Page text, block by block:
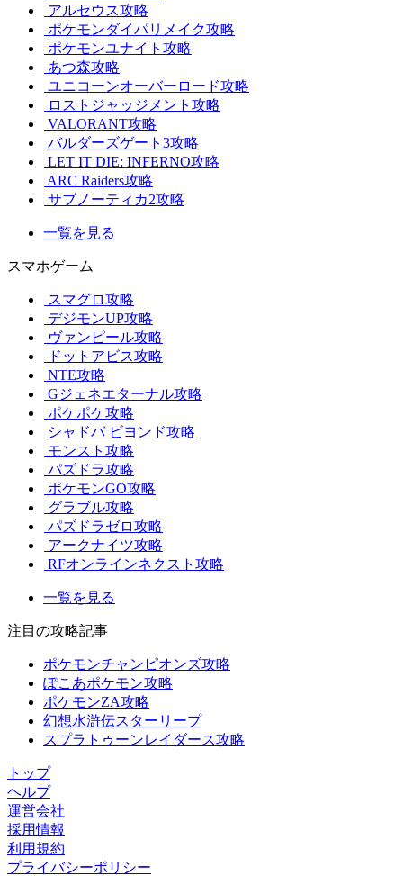
アルセウス攻略
ポケモンダイパリメイク攻略
ポケモンユナイト攻略
あつ森攻略
ユニコーンオーバーロード攻略
ロストジャッジメント攻略
VALORANT攻略
バルダーズゲート3攻略
LET IT DIE: INFERNO攻略
ARC Raiders攻略
サブノーティカ2攻略
一覧を見る
スマホゲーム
スマグロ攻略
デジモンUP攻略
ヴァンピール攻略
ドットアビス攻略
NTE攻略
Gジェネエターナル攻略
ポケポケ攻略
シャドバ ビヨンド攻略
モンスト攻略
パズドラ攻略
ポケモンGO攻略
グラブル攻略
パズドラゼロ攻略
アークナイツ攻略
RFオンラインネクスト攻略
一覧を見る
注目の攻略記事
ポケモンチャンピオンズ攻略
ぽこあポケモン攻略
ポケモンZA攻略
幻想水滸伝スターリープ
スプラトゥーンレイダース攻略
トップ
ヘルプ
運営会社
採用情報
利用規約
プライバシーポリシー